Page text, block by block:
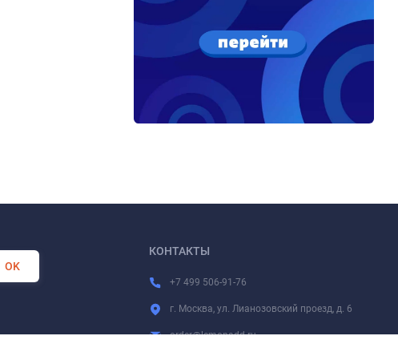
КОНТАКТЫ
+7 499 506-91-76
г. Москва, ул. Лианозовский проезд, д. 6
order@lemonadd.ru
OK